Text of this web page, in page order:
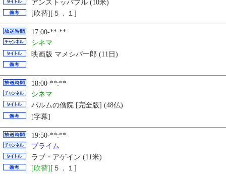
アンストッパブル (10米)
[吹替][５．１]
17:00-**:**
シネマ
映画版 マメシバ一郎 (11日)
18:00-**:**
シネマ
パルムの僧院 [完全版] (48仏)
[字幕]
19:50-**:**
プライム
ラブ・アゲイン (11米)
[吹替] [５．１]